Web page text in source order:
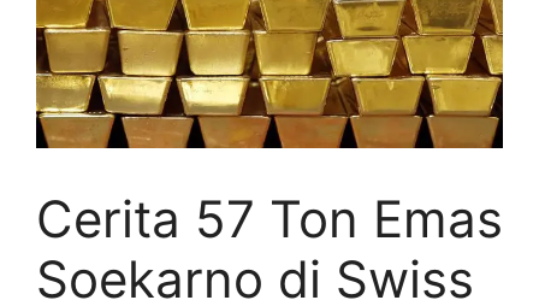
Cerita 57 Ton Emas
Soekarno di Swiss